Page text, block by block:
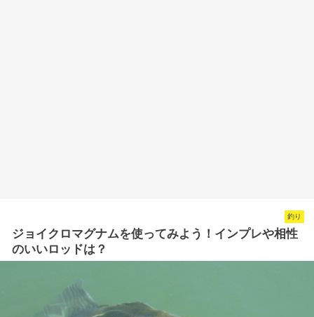
釣り
ジョイクロマグナムを使ってみよう！インプレや相性
のいいロッドは？